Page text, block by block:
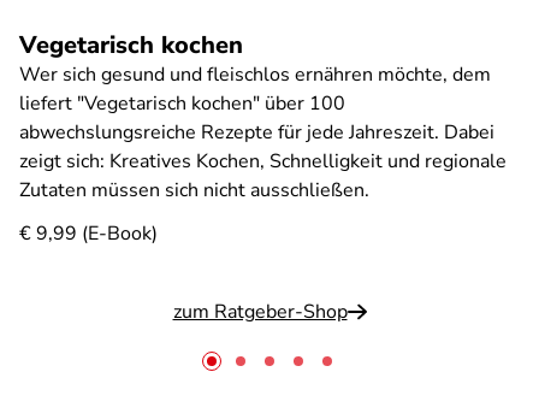
Vegetarisch kochen
Wer sich gesund und fleischlos ernähren möchte, dem
liefert "Vegetarisch kochen" über 100
abwechslungsreiche Rezepte für jede Jahreszeit. Dabei
zeigt sich: Kreatives Kochen, Schnelligkeit und regionale
Zutaten müssen sich nicht ausschließen.
€ 9,99 (E-Book)
zum Ratgeber-Shop